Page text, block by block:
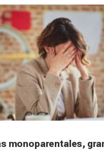
monoparentales,